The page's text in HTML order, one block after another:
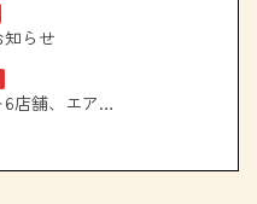
らせ
【お休みのお知らせ】テナント6店舗、エアコン取り換え工事について